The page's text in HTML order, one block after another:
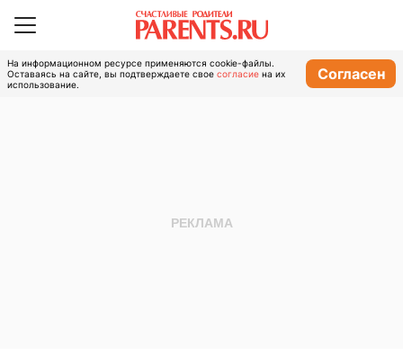
На информационном ресурсе применяются cookie-файлы.
Оставаясь на сайте, вы подтверждаете свое согласие на их
использование.
Согласен